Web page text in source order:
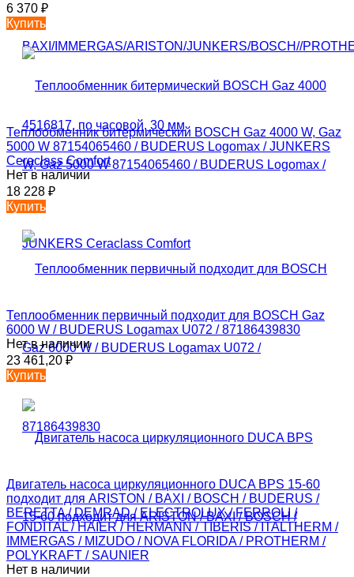
6 370 ₽
Купить
Теплообменник битермический BOSCH Gaz 4000 W, Gaz
5000 W 87154065460 / BUDERUS Logomax / JUNKERS
Ceraclass Comfort
Нет в наличии
18 228 ₽
Купить
Теплообменник первичный подходит для BOSCH Gaz
6000 W / BUDERUS Logamax U072 / 87186439830
Нет в наличии
23 461,20 ₽
Купить
Двигатель насоса циркуляционного DUCA BPS 15-60
подходит для ARISTON / BAXI / BOSCH / BUDERUS /
BERETTA / DEMRAD / ELECTROLUX / FERROLI /
FONDITAL / HAIER / HERMANN / TIBERIS / ITALTHERM /
IMMERGAS / MIZUDO / NOVA FLORIDA / PROTHERM /
POLYKRAFT / SAUNIER
Нет в наличии